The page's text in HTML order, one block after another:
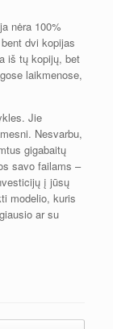
nėra 100%
dvi kopijas
iš tų kopijų, bet
laikmenose,
Jie
Nesvarbu,
gigabaitų
savo failams –
į jūsų
modelio, kuris
ar su